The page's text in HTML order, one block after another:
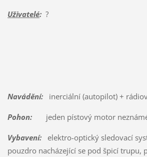
Uživatelé:?
Navádění:inerciální (autopilot) +
Pohon:jeden pístový motor
Vybavení:elektro-optický sledovací
pouzdro nacházející se pod špicí trupu,